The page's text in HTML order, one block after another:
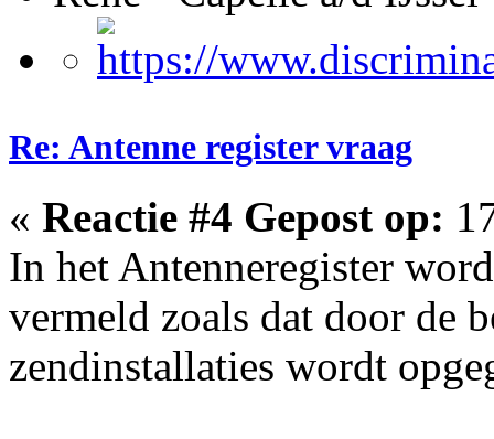
Re: Antenne register vraag
« Reactie #4 Gepost op:
In het Antenneregister
vermeld zoals dat door de
zendinstallaties wordt